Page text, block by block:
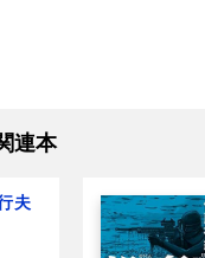
連本
夫